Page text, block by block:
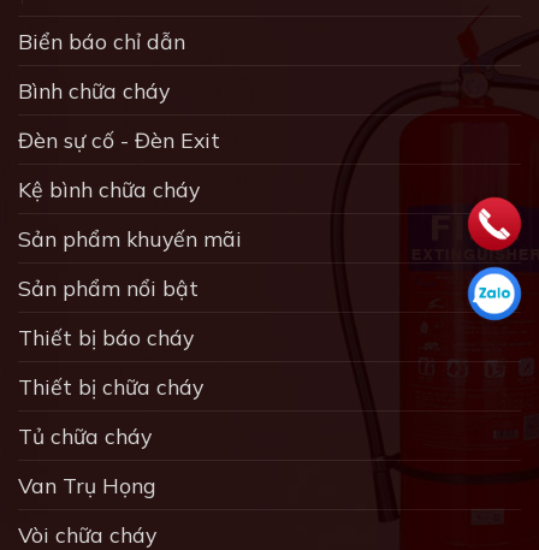
Biển báo chỉ dẫn
Bình chữa cháy
Đèn sự cố - Đèn Exit
Kệ bình chữa cháy
Sản phẩm khuyến mãi
Sản phẩm nổi bật
Thiết bị báo cháy
Thiết bị chữa cháy
Tủ chữa cháy
Van Trụ Họng
Vòi chữa cháy